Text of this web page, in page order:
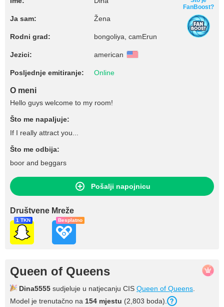
Ja sam: Žena
Rodni grad: bongoliya, camErun
Jezici: american
Posljednje emitiranje: Online
FanBoost?
O meni
Hello guys welcome to my room!
Što me napaljuje:
If I really attract you...
Što me odbija:
boor and beggars
Pošalji napojnicu
Društvene Mreže
1 TKN Besplatno
Queen of Queens
Dina5555 sudjeluje u natjecanju CIS Queen of Queens
Model je trenutačno na 154 mjestu (2,803 boda).